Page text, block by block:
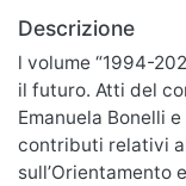
Descrizione
l volume “1994-
il futuro. Atti del
Emanuela Bonelli
contributi relativi
sull’Orientamento